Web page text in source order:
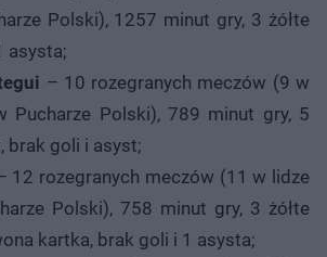
Polski), 1257 minut gry, 3 żółte
asysta;
– 10 rozegranych meczów (9 w
Pucharze Polski), 789 minut gry, 5
brak goli i asyst;
12 rozegranych meczów (11 w lidze
Polski), 758 minut gry, 3 żółte
kartka, brak goli i 1 asysta;